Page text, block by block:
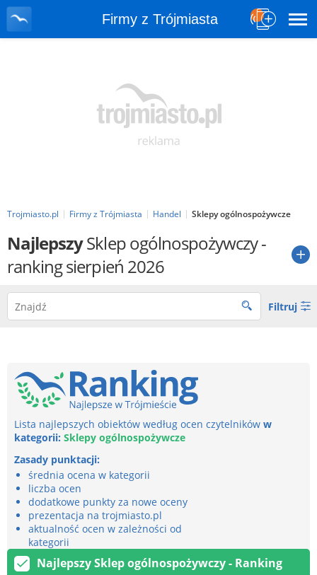
Firmy z Trójmiasta
Trojmiasto.pl Firmy z Trójmiasta Handel Sklepy ogólnospożywcze
NajlepszySklep ogólnospożywczy-
ranking sierpień 2026
Filtruj
Lista najlepszych obiektów według ocen czytelników w
kategorii: Sklepy ogólnospożywcze
Zasady punktacji:
średnia ocena w kategorii
liczba ocen
dodatkowe punkty za nowe oceny
prezentacja na trojmiasto.pl
aktualność ocen w zależności od
kategorii
Najlepszy Sklep ogólnospożywczy - Ranking